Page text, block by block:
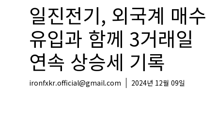
일진전기, 외국계 매수
유입과 함께 3거래일
연속 상승세 기록
ironfxkr.official@gmail.com 2024년 12월 09일